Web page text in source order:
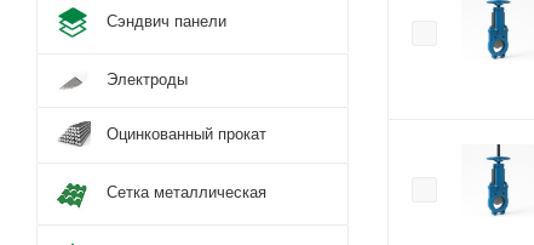
Сэндвич панели
Электроды
Оцинкованный прокат
Сетка металлическая